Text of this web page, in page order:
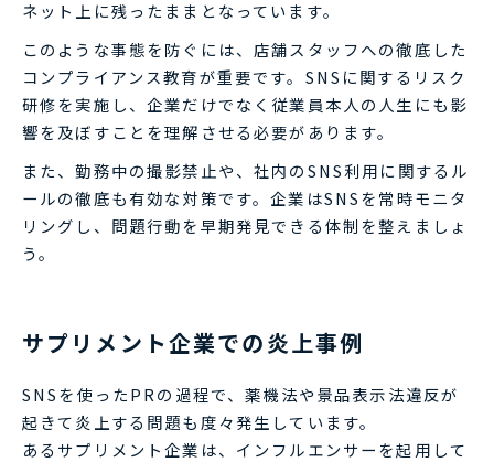
ネット上に残ったままとなっています。
このような事態を防ぐには、店舗スタッフへの徹底した
コンプライアンス教育が重要です。SNSに関するリスク
研修を実施し、企業だけでなく従業員本人の人生にも影
響を及ぼすことを理解させる必要があります。
また、勤務中の撮影禁止や、社内のSNS利用に関するル
ールの徹底も有効な対策です。企業はSNSを常時モニタ
リングし、問題行動を早期発見できる体制を整えましょ
う。
サプリメント企業での炎上事例
SNSを使ったPRの過程で、薬機法や景品表示法違反が
起きて炎上する問題も度々発生しています。
あるサプリメント企業は、インフルエンサーを起用して